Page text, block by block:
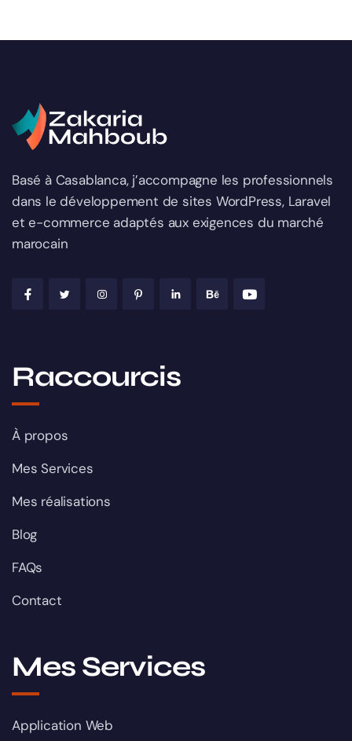
Basé à Casablanca, j’accompagne les professionnels
dans le développement de sites WordPress, Laravel
et e-commerce adaptés aux exigences du marché
marocain
Raccourcis
À propos
Mes Services
Mes réalisations
Blog
FAQs
Contact
Mes Services
Application Web